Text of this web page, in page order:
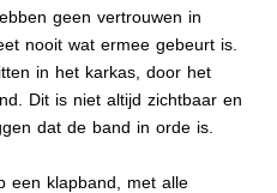
geen vertrouwen in
nooit wat ermee gebeurt is.
in het karkas, door het
Dit is niet altijd zichtbaar en
dat de band in orde is.
een klapband, met alle